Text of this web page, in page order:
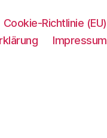
Cookie-Richtlinie (EU)
Impressum